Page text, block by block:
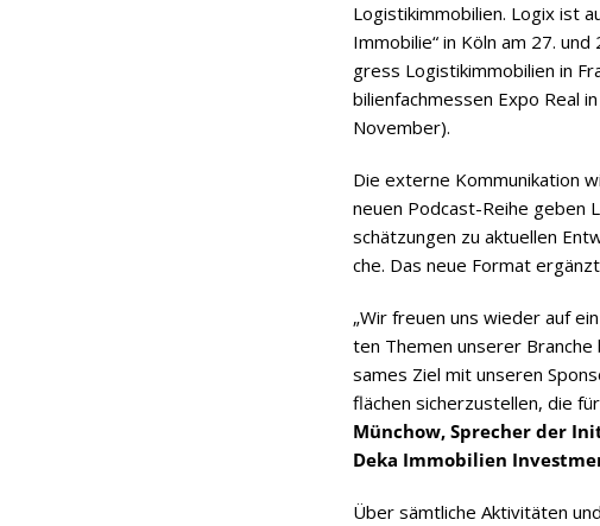
Logis­tik­im­mo­bi­lien. Logix ist
Immo­bi­lie“ in Köln am 27.
gress Logis­tik­im­mo­bi­lien in
bi­li­en­fach­mes­sen Expo Real
November).
Die externe Kom­mu­ni­ka­tion
neuen Pod­cast-Reihe geben
schät­zun­gen zu aktu­el­len
che. Das neue For­mat
„Wir freuen uns wie­der auf
ten The­men unse­rer
sa­mes Ziel mit unse­ren
flä­chen sicher­zu­stel­len, die
Mün­chow, Spre­cher der
Deka Immo­bi­lien
Über sämt­li­che Akti­vi­tä­ten